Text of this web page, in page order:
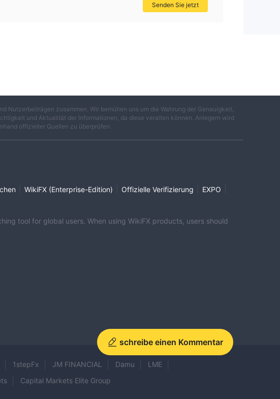
Senden Sie jetzt
schreibe einen Kommentar
Nutzerbeiträgen zusammen. Wir bemühen uns um die Wahrung der Genauigkeit,
und Aktualität der Informationen, da diese veralten können. Anlegern wird
offizieller Quellen zu überprüfen.
WikiFX (Enterprise-Edition) Offizielle Verifizierung EXPO
tool for global users. When using WikiFX products, users should
1stepFx JM FINANCIAL Damu
LME
Capital Markets Elite Group